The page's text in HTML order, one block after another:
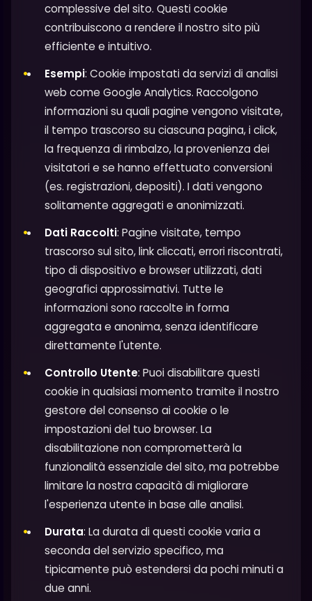
complessive del sito. Questi cookie
contribuiscono a rendere il nostro sito più
efficiente e intuitivo.
Esempi: Cookie impostati da servizi di analisi
web come Google Analytics. Raccolgono
informazioni su quali pagine vengono visitate,
il tempo trascorso su ciascuna pagina, i click,
la frequenza di rimbalzo, la provenienza dei
visitatori e se hanno effettuato conversioni
(es. registrazioni, depositi). I dati vengono
solitamente aggregati e anonimizzati.
Dati Raccolti: Pagine visitate, tempo
trascorso sul sito, link cliccati, errori riscontrati,
tipo di dispositivo e browser utilizzati, dati
geografici approssimativi. Tutte le
informazioni sono raccolte in forma
aggregata e anonima, senza identificare
direttamente l'utente.
Controllo Utente: Puoi disabilitare questi
cookie in qualsiasi momento tramite il nostro
gestore del consenso ai cookie o le
impostazioni del tuo browser. La
disabilitazione non comprometterà la
funzionalità essenziale del sito, ma potrebbe
limitare la nostra capacità di migliorare
l'esperienza utente in base alle analisi.
Durata: La durata di questi cookie varia a
seconda del servizio specifico, ma
tipicamente può estendersi da pochi minuti a
due anni.